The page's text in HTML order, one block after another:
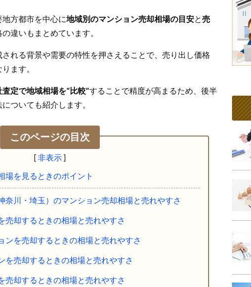
方都市を中心に地域別のマンション売却相場の目安と売
違いもまとめています。
れる背景や需要の特性を押さえることで、売り出し価格
ます。
定で地域相場を“比較”することで精度が高まるため、後半
ついても紹介します。
このページの目次
場を見るときのポイント
奈川・埼玉）のマンション売却相場と売れやすさ
売却するときの相場と売れやすさ
ンを売却するときの相場と売れやすさ
を売却するときの相場と売れやすさ
売却するときの相場と売れやすさ